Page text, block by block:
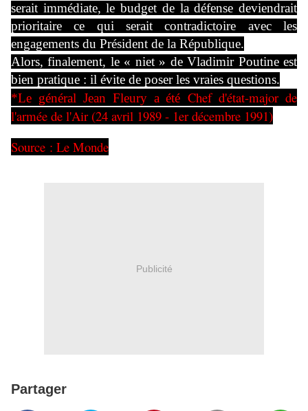
serait immédiate, le budget de la défense deviendrait
prioritaire ce qui serait contradictoire avec les
engagements du Président de la République.
Alors, finalement, le « niet» de Vladimir Poutine est
bien pratique : il évite de poser les vraies questions.
*Le général Jean Fleury a été Chef d'état-major de
l'armée de l'Air (24 avril 1989 - 1er décembre 1991)
Source : Le Monde
Publicité
Partager